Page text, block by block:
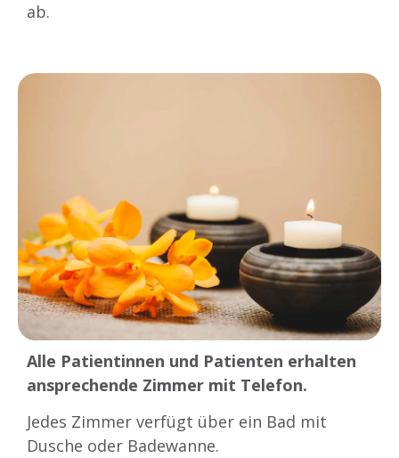
ab.
Alle Patientinnen und Patienten erhalten
ansprechende Zimmer mit Telefon.
Jedes Zimmer verfügt über ein Bad mit
Dusche oder Badewanne.